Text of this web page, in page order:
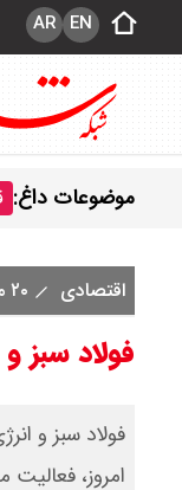
EN
AR
موضوعات داغ:
اقتصادی ۲۰ مهر ۱۴۰۴
فولاد سبز
فولاد سبز و
امروز،